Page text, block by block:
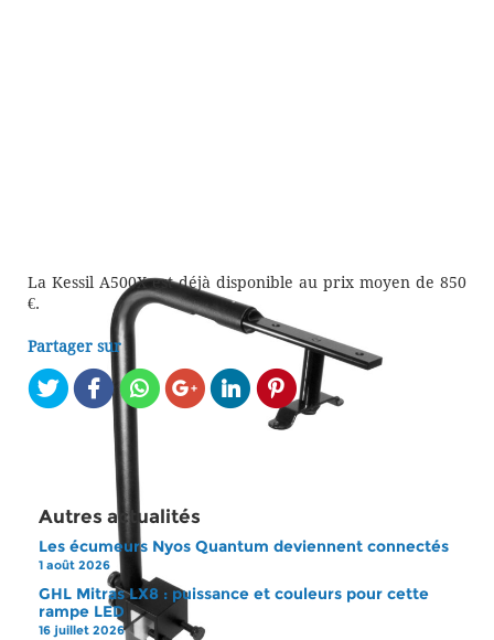
La Kessil A500X est déjà disponible au prix moyen de 850
€.
Partager sur
Autres actualités
Les écumeurs Nyos Quantum deviennent connectés
1 août 2026
GHL Mitras LX8 : puissance et couleurs pour cette
rampe LED
16 juillet 2026